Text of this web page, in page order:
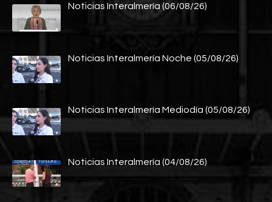
Noticias Interalmería (06/08/26)
Noticias Interalmería Noche (05/08/26)
Noticias Interalmería Mediodía (05/08/26)
Noticias Interalmería (04/08/26)